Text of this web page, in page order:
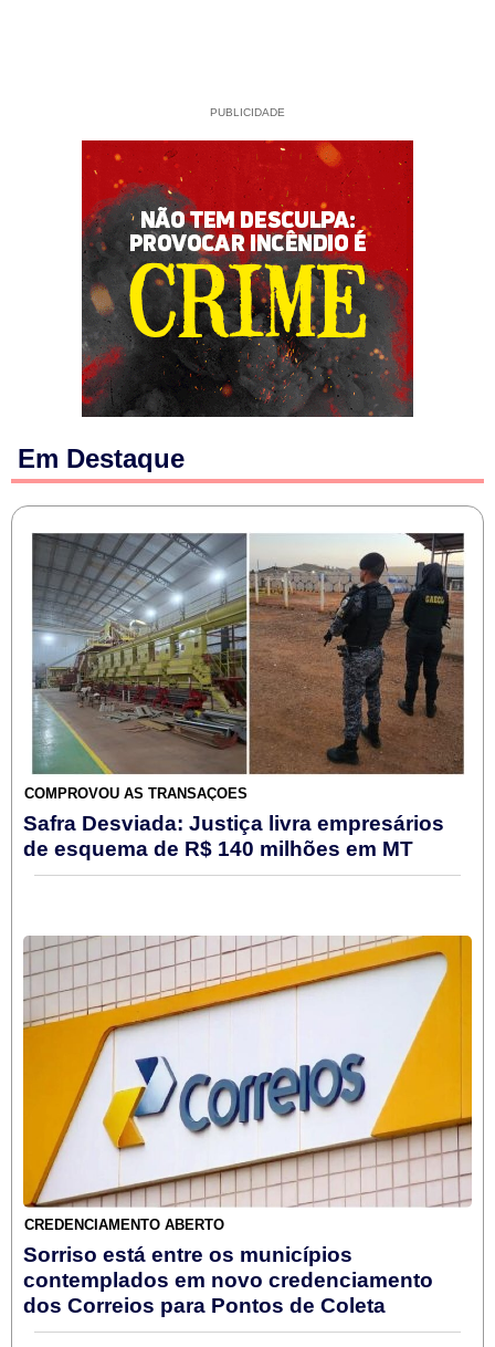
PUBLICIDADE
Em Destaque
COMPROVOU AS TRANSAÇÕES
Safra Desviada: Justiça livra empresários
de esquema de R$ 140 milhões em MT
CREDENCIAMENTO ABERTO
Sorriso está entre os municípios
contemplados em novo credenciamento
dos Correios para Pontos de Coleta